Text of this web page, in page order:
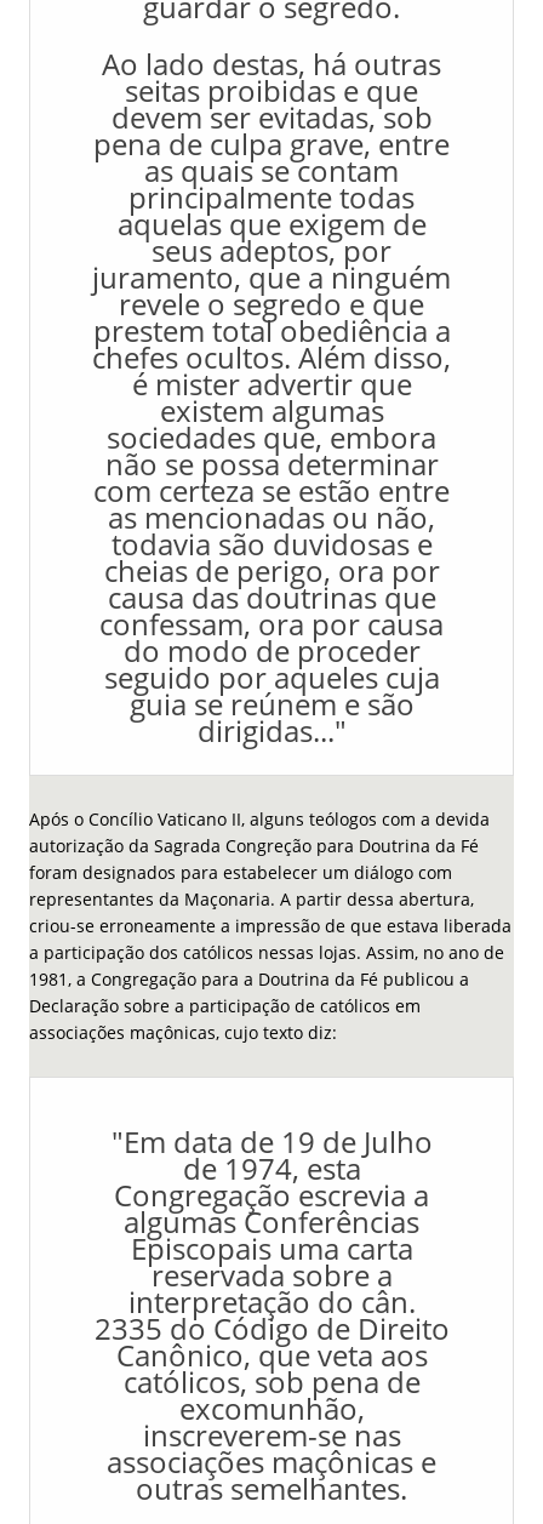
Ao lado destas, há outras
seitas proibidas e que
devem ser evitadas, sob
pena de culpa grave, entre
as quais se contam
principalmente todas
aquelas que exigem de
seus adeptos, por
juramento, que a ninguém
revele o segredo e que
prestem total obediência a
chefes ocultos. Além disso,
é mister advertir que
existem algumas
sociedades que, embora
não se possa determinar
com certeza se estão entre
as mencionadas ou não,
todavia são duvidosas e
cheias de perigo, ora por
causa das doutrinas que
confessam, ora por causa
do modo de proceder
seguido por aqueles cuja
guia se reúnem e são
dirigidas..."
Após o Concílio Vaticano II, alguns teólogos com a devida
autorização da Sagrada Congreção para Doutrina da Fé
foram designados para estabelecer um diálogo com
representantes da Maçonaria. A partir dessa abertura,
criou-se erroneamente a impressão de que estava liberada
a participação dos católicos nessas lojas. Assim, no ano de
1981, a Congregação para a Doutrina da Fé publicou a
Declaração sobre a participação de católicos em
associações maçônicas, cujo texto diz:
"Em data de 19 de Julho
de 1974, esta
Congregação escrevia a
algumas Conferências
Episcopais uma carta
reservada sobre a
interpretação do cân.
2335 do Código de Direito
Canônico, que veta aos
católicos, sob pena de
excomunhão,
inscreverem-se nas
associações maçônicas e
outras semelhantes.